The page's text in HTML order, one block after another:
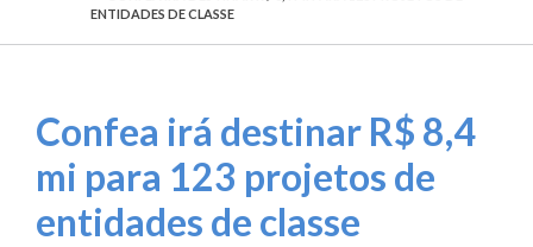
ENTIDADES DE CLASSE
Confea irá destinar R$ 8,4
mi para 123 projetos de
entidades de classe